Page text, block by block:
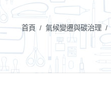
首頁 氣候變遷與碳治理